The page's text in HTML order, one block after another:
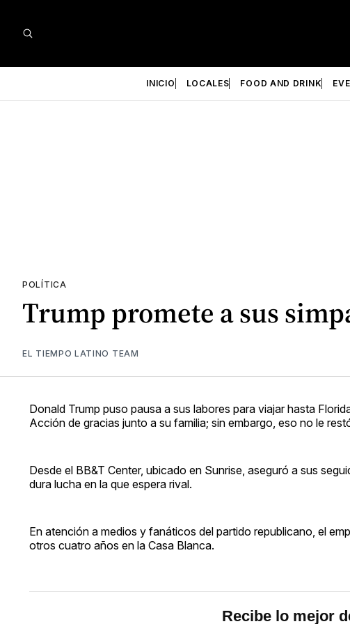
INICIO LOCALES FOOD AND DRINK
POLÍTICA
Trump promete a sus
EL TIEMPO LATINO TEAM
Donald Trump puso pausa a sus labores para viajar hasta
Acción de gracias junto a su familia; sin embargo, eso no le
Desde el BB&T Center, ubicado en Sunrise, aseguró a sus
dura lucha en la que espera rival.
En atención a medios y fanáticos del partido republicano, el
otros cuatro años en la Casa Blanca.
Recibe lo mejor